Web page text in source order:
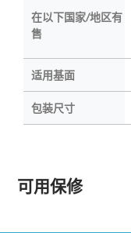
在以下国家/地区有
售
适用基面
包装尺寸
可用保修